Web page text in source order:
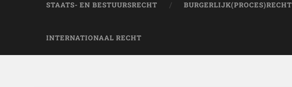
STAATS- EN BESTUURSRECHT BURGERLIJK(PROCES)RECHT
INTERNATIONAAL RECHT